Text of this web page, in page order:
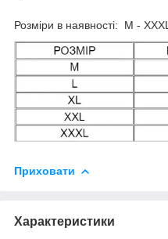
Розміри в наявності: M - XXXL
Приховати
Характеристики